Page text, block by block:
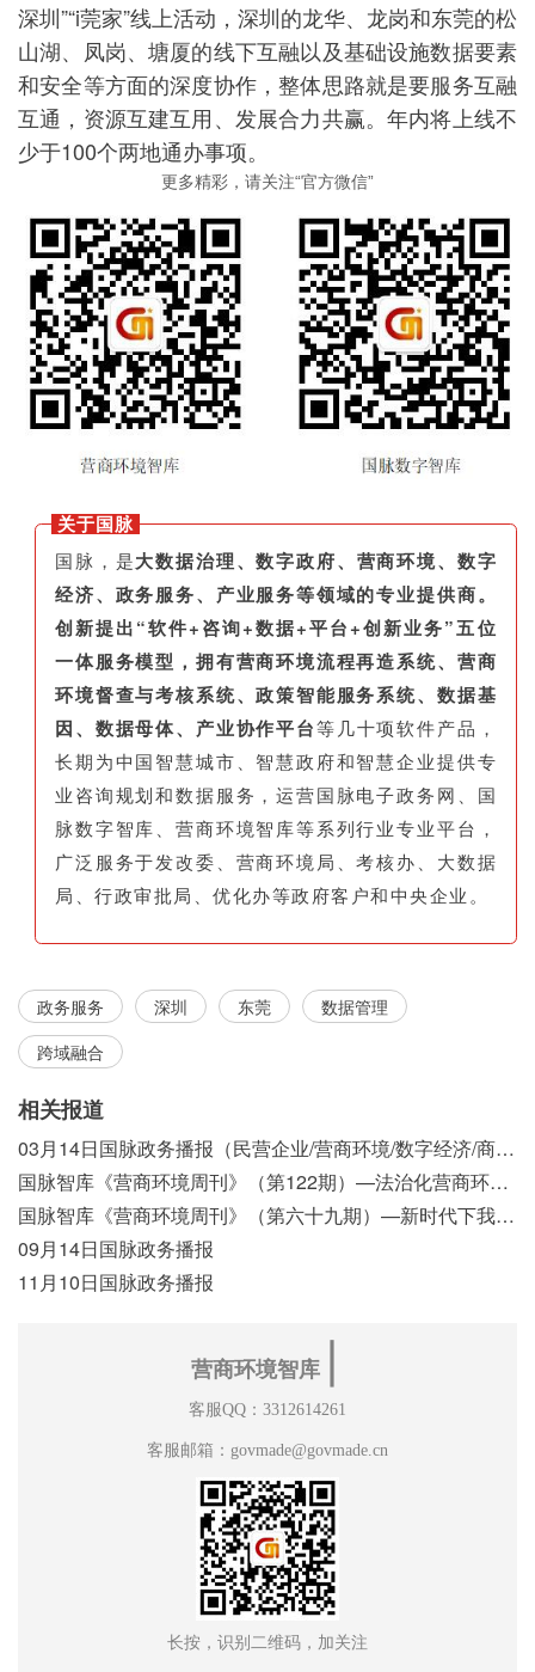
深圳”“i莞家”线上活动，深圳的龙华、龙岗和东莞的松
山湖、凤岗、塘厦的线下互融以及基础设施数据要素
和安全等方面的深度协作，整体思路就是要服务互融
互通，资源互建互用、发展合力共赢。年内将上线不
少于100个两地通办事项。
更多精彩，请关注“官方微信”
关于国脉
国脉，是大数据治理、数字政府、营商环境、数字
经济、政务服务、产业服务等领域的专业提供商。
创新提出“软件+咨询+数据+平台+创新业务”五位
一体服务模型，拥有营商环境流程再造系统、营商
环境督查与考核系统、政策智能服务系统、数据基
因、数据母体、产业协作平台等几十项软件产品，
长期为中国智慧城市、智慧政府和智慧企业提供专
业咨询规划和数据服务，运营国脉电子政务网、国
脉数字智库、营商环境智库等系列行业专业平台，
广泛服务于发改委、营商环境局、考核办、大数据
局、行政审批局、优化办等政府客户和中央企业。
政务服务 深圳 东莞
数据管理
跨域融合
相关报道
03月14日国脉政务播报（民营企业/营商环境/数字经济/商事制度改革）
国脉智库《营商环境周刊》（第122期）—法治化营商环境视域下我国行政执法公示制度浅析
国脉智库《营商环境周刊》（第六十九期）—新时代下我国营商环境标准体系构建初探
09月14日国脉政务播报
11月10日国脉政务播报
营商环境智库
客服QQ：3312614261
客服邮箱：govmade@govmade.cn
长按，识别二维码，加关注